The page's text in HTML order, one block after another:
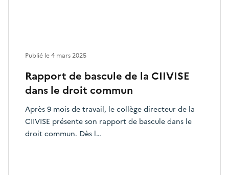
Rapport de bascule de la CIIVISE
dans le droit commun
Après 9 mois de travail, le collège directeur de la
CIIVISE présente son rapport de bascule dans le
droit commun. Dès l…
Publié le4 mars 2025